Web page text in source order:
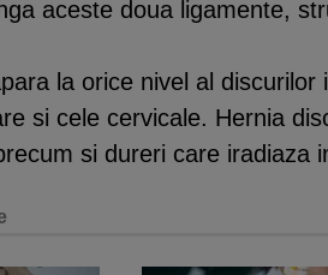
aceste doua ligamente,
la orice nivel al
si cele cervicale. Hernia
si dureri care iradiaza